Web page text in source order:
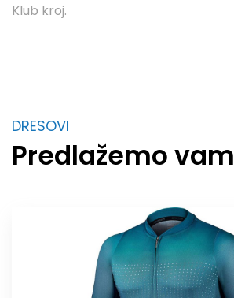
Klub kroj.
DRESOVI
Predlažemo vam